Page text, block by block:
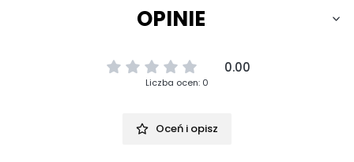
OPINIE
0.00
Liczba ocen: 0
Oceń i opisz